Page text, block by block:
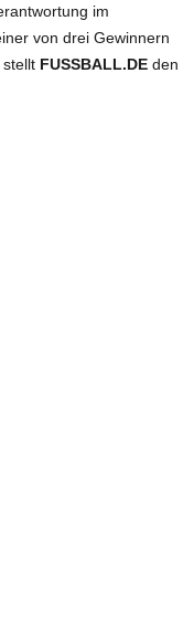
im
von drei Gewinnern
FUSSBALL.DE den